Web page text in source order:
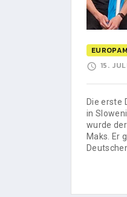
15.
Die erste
in
wurde
Maks. Er